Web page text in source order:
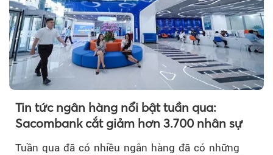
Tin tức ngân hàng nổi bật tuần qua:
Sacombank cắt giảm hơn 3.700 nhân sự
Tuần qua đã có nhiều ngân hàng đã có những